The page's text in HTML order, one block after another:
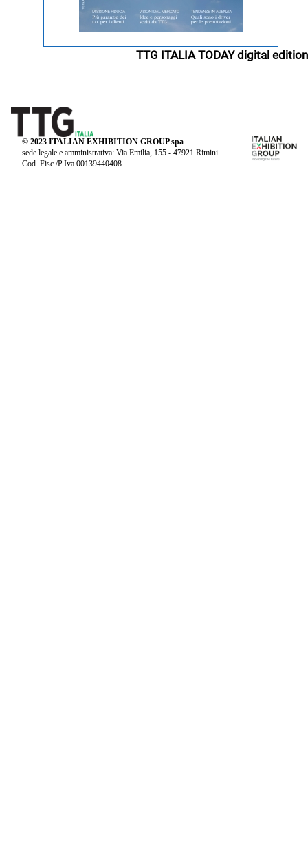
TTG ITALIA TODAY digital edition
© 2023 ITALIAN EXHIBITION GROUP spa
sede legale e amministrativa: Via Emilia, 155 - 47921 Rimini
Cod. Fisc./P.Iva 00139440408.